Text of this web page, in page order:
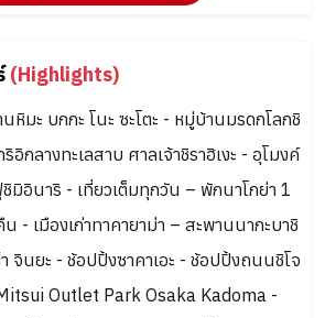
(Highlights)
มะ บกกะ โนะ ซะโตะ - หมู่บ้านมรดกโลกชิ
ริอิกลางทะเลสาบ ศาลเจ้าชิราฮิเงะ - อุโมงค์
ชิมิอินาริ - เที่ยวเต็มทุกวัน – พักนาโกย่า 1
- เมืองเก่าทาคายาม่า – สะพานนากะบาชิ
จินยะ - ช้อปปิ้งซาคาเอะ - ช้อปปิ้งถนนชิโจ
Outlet Park Osaka Kadoma -